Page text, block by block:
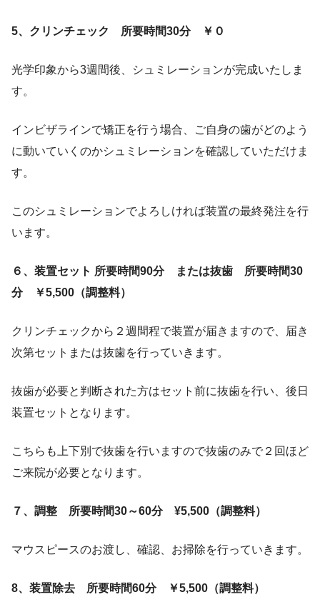
5、クリンチェック 所要時間30分 ￥０
光学印象から3週間後、シュミレーションが完成いたしま
す。
インビザラインで矯正を行う場合、ご自身の歯がどのよう
に動いていくのかシュミレーションを確認していただけま
す。
このシュミレーションでよろしければ装置の最終発注を行
います。
６、装置セット 所要時間90分 または抜歯 所要時間30
分 ￥5,500（調整料）
クリンチェックから２週間程で装置が届きますので、届き
次第セットまたは抜歯を行っていきます。
抜歯が必要と判断された方はセット前に抜歯を行い、後日
装置セットとなります。
こちらも上下別で抜歯を行いますので抜歯のみで２回ほど
ご来院が必要となります。
７、調整 所要時間30～60分 ¥5,500（調整料）
マウスピースのお渡し、確認、お掃除を行っていきます。
8、装置除去 所要時間60分 ￥5,500（調整料）